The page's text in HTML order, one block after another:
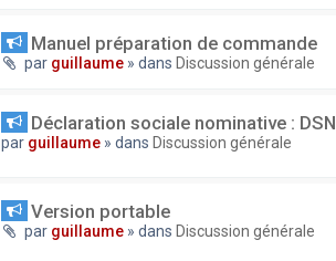
Manuel préparation de commande
par guillaume » dans Discussion générale
Déclaration sociale nominative : DSN
par guillaume » dans Discussion générale
Version portable
par guillaume » dans Discussion générale